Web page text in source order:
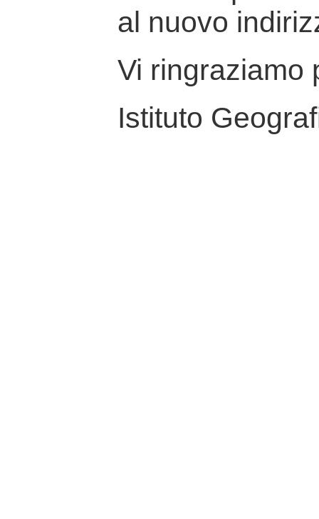
al nuovo
Vi ringraziamo
Istituto